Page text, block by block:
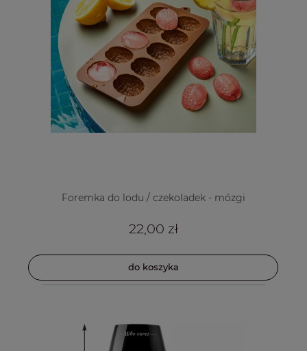
Foremka do lodu / czekoladek - mózgi
22,00 zł
do koszyka